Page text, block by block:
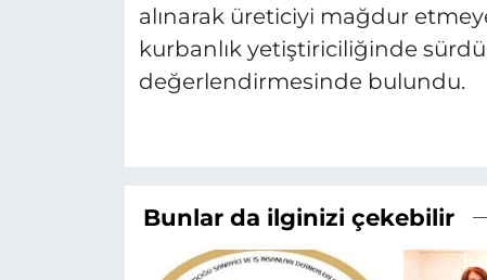
alınarak üreticiyi mağdur
kurbanlık yetiştiriciliğinde
değerlendirmesinde bulundu.
Bunlar da ilginizi çekebilir